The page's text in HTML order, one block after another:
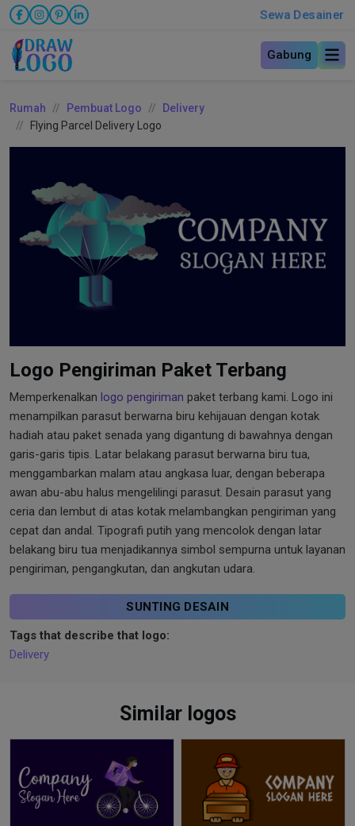
Sewa Desainer
Gabung
Rumah Pembuat Logo
Delivery
Flying Parcel Delivery Logo
Logo Pengiriman Paket Terbang
Memperkenalkan logo pengiriman paket terbang kami. Logo ini
menampilkan parasut berwarna biru kehijauan dengan kotak
hadiah atau paket senada yang digantung di bawahnya dengan
garis-garis tipis. Latar belakang parasut berwarna biru tua,
menggambarkan malam atau angkasa luar, dengan beberapa
awan abu-abu halus mengelilingi parasut. Desain parasut yang
ceria dan lembut di atas kotak melambangkan pengiriman yang
cepat dan andal. Tipografi putih yang mencolok dengan latar
belakang biru tua menjadikannya simbol sempurna untuk layanan
pengiriman, pengangkutan, dan angkutan udara.
SUNTING DESAIN
Tags that describe that logo:
Delivery
Similar logos